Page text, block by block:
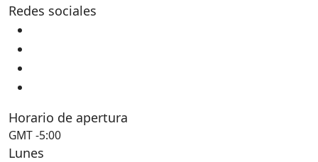
Redes sociales
Horario de apertura
GMT -5:00
Lunes